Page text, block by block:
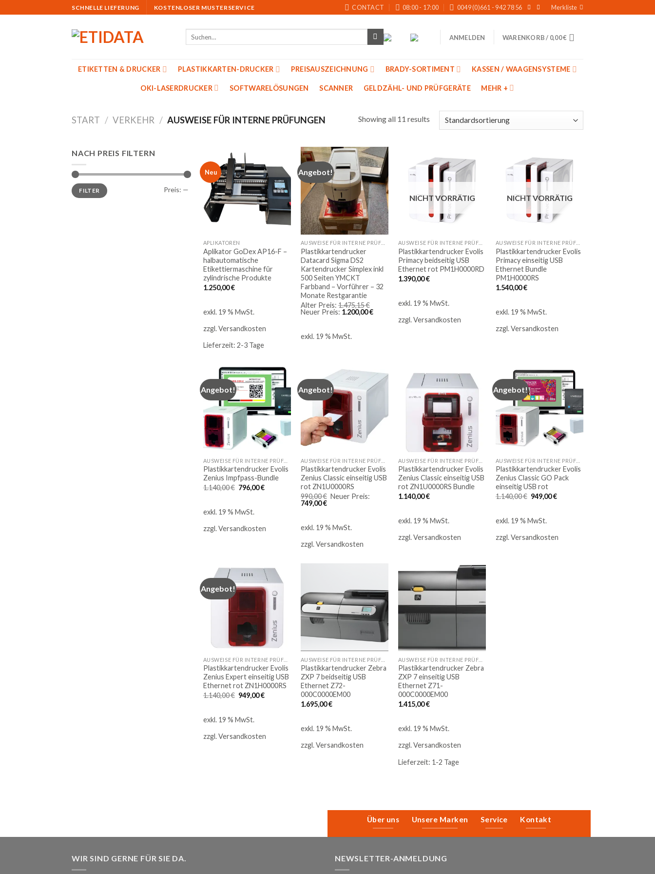
to
SCHNELLE LIEFERUNG KOSTENLOSER MUSTERSERVICE CONTACT 08:00 - 17:00 0049 (0)661 - 942 78 56 Merkliste
ANMELDEN WARENKORB / 0,00€
ETIKETTEN & DRUCKER PLASTIKKARTEN-DRUCKER PREISAUSZEICHNUNG BRADY-SORTIMENT KASSEN / WAAGENSYSTEME
OKI-LASERDRUCKER SOFTWARELÖSUNGEN SCANNER GELDZÄHL- UND PRÜFGERÄTE MEHR +
START / VERKEHR / AUSWEISE FÜR INTERNE PRÜFUNGEN Showing all 11 results
NACH PREIS FILTERN
Min.
Preis
Max.
PreisFILTER Preis: —
Neu
Auf
die
Merkliste
APLIKATOREN
Aplikator GoDex AP16-F –
halbautomatische
Etikettiermaschine für
zylindrische Produkte
1.250,00€
exkl. 19 % MwSt.
zzgl.Versandkosten
Lieferzeit: 2-3 Tage
Angebot!
Auf
die
Merkliste
Plastikkartendrucker
Datacard Sigma DS2
Kartendrucker Simplex inkl
500 Seiten YMCKT
Farbband – Vorführer – 32
Monate Restgarantie
Alter Preis: 1.475,15€
Ursprünglicher
Preis
1.475,15 €
Neuer Preis: 1.200,00€Aktueller
exkl. 19 % MwSt.
Auf
Merkliste
NICHT VORRÄTIG
Plastikkartendrucker Evolis
Primacy beidseitig USB
Ethernet rot PM1H0000RD
1.390,00€
exkl. 19 % MwSt.
zzgl.Versandkosten
Auf
Merkliste
NICHT VORRÄTIG
Plastikkartendrucker Evolis
Primacy einseitig USB
Ethernet Bundle
PM1H0000RS
1.540,00€
exkl. 19 % MwSt.
zzgl.Versandkosten
Angebot!
Auf
die
Merkliste
Plastikkartendrucker Evolis
Zenius Impfpass-Bundle
1.140,00€ Ursprünglicher
Preis
1.140,00 €
796,00€Aktueller
exkl. 19 % MwSt.
zzgl.Versandkosten
Angebot!
Plastikkartendrucker Evolis
Zenius Classic einseitig USB
rot ZN1U0000RS
990,00€ Ursprünglicher
Neuer Preis:
749,00€Aktueller
749,00 €.
exkl. 19 % MwSt.
zzgl.Versandkosten
Auf
Merkliste
Plastikkartendrucker Evolis
Zenius Classic einseitig USB
rot ZN1U0000RS Bundle
1.140,00€
exkl. 19 % MwSt.
zzgl.Versandkosten
Angebot!
die
Merkliste
Plastikkartendrucker Evolis
Zenius Classic GO Pack
einseitig USB rot
1.140,00€ Ursprünglicher
Preis
1.140,00 €
949,00€Aktueller
exkl. 19 % MwSt.
zzgl.Versandkosten
Angebot!
Merkliste
Plastikkartendrucker Evolis
Zenius Expert einseitig USB
Ethernet rot ZN1H0000RS
1.140,00€ Ursprünglicher
Preis
1.140,00 €
949,00€Aktueller
exkl. 19 % MwSt.
zzgl.Versandkosten
Auf
die
Merkliste
Plastikkartendrucker Zebra
ZXP 7 beidseitig USB
Ethernet Z72-
000C0000EM00
1.695,00€
exkl. 19 % MwSt.
zzgl.Versandkosten
die
Merkliste
Plastikkartendrucker Zebra
ZXP 7 einseitig USB
Ethernet Z71-
000C0000EM00
1.415,00€
exkl. 19 % MwSt.
zzgl.Versandkosten
Lieferzeit: 1-2 Tage
Über uns Unsere Marken Service Kontakt
WIR SIND GERNE FÜR SIE DA. NEWSLETTER-ANMELDUNG